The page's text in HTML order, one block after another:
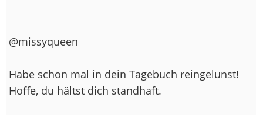
@missyqueen
Habe schon mal in dein Tagebuch reingelunst!
Hoffe, du hältst dich standhaft.